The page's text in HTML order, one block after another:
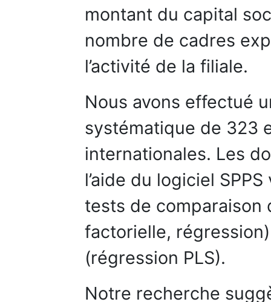
montant du capital
nombre de cadres
l’activité de la filiale.
Nous avons effectué
systématique de 323
internationales. Les
l’aide du logiciel
tests de comparaison
factorielle,
(régression PLS).
Notre recherche